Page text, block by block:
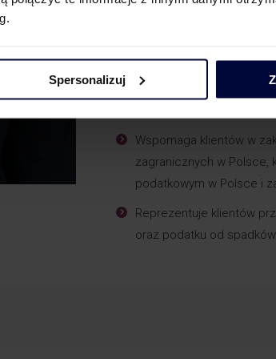
Spersonalizuj
spadków, w tym
Prowadzi projekty
oraz zatrudniania
oraz funkcjonowania
Wspomaga klientów w
zagranicznych w Polsce,
podatkowym w Polsce i
Reprezentuje klientów
oraz podatku od